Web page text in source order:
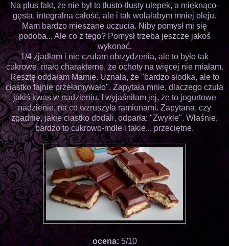
Na plus fakt, że nie był to tłusto-tłusty ulepek, a mięknąco-
gęsta, integralna całość, ale i tak wolałabym mniej oleju.
Mam bardzo mieszane uczucia. Niby pomysł mi się
podoba... Ale co z tego? Pomysł trzeba jeszcze jakoś
wykonać.
1/4 zjadłam i nie czułam obrzydzenia, ale to było tak
cukrowe, mało charakterne, że ochoty na więcej nie miałam.
Resztę oddałam Mamie. Uznała, że "bardzo słodka, ale to
ciastko fajnie przełamywało". Zapytała mnie, dlaczego czuła
jakiś kwas w nadzieniu. I wyjaśniłam jej, że to jogurtowe
nadzienie, na co wzruszyła ramionami. Zapytana, czy
zgadnie, jakie ciastko dodali, odparła: "Zwykłe". Właśnie,
bardzo to cukrowo-mdłe i takie... przeciętne.
ocena: 5/10